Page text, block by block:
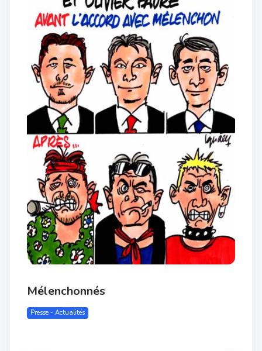
Mélenchonnés
Presse - Actualités